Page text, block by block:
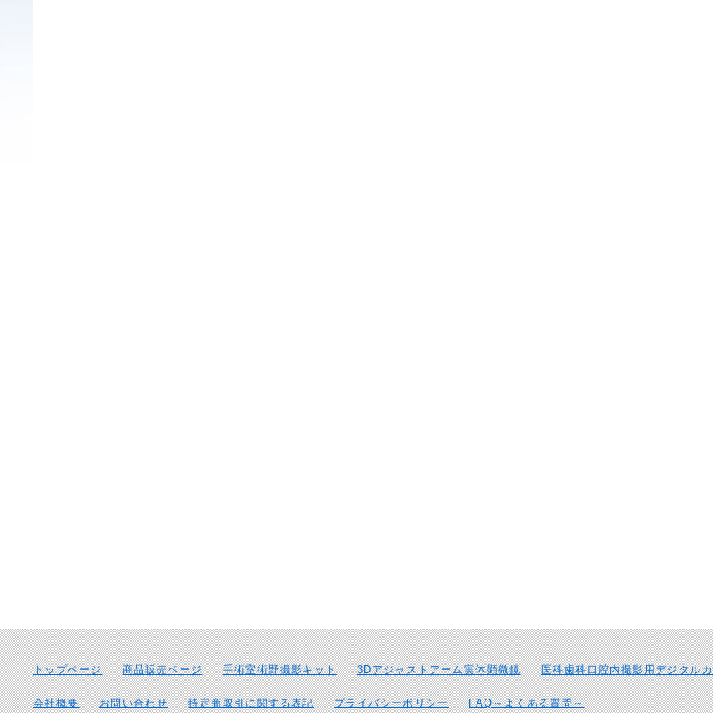
トップページ 商品販売ページ 手術室術野撮影キット 3Dアジャストアーム実体顕微鏡 医科歯科口腔内撮影用デジタル
会社概要 お問い合わせ 特定商取引に関する表記 プライバシーポリシー FAQ～よくある質問～